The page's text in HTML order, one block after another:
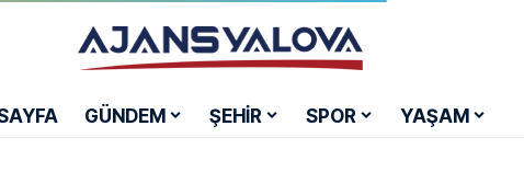
GÜNDEM ŞEHİR SPOR YAŞAM